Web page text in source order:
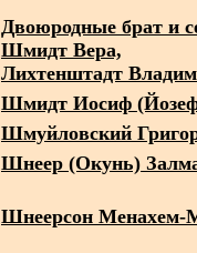
Двоюродные брат и
Шмидт Вера,
Лихтенштадт
Шмидт Иосиф
Шмуйловский
Шнеер (Окунь)
Шнеерсон Менахем-